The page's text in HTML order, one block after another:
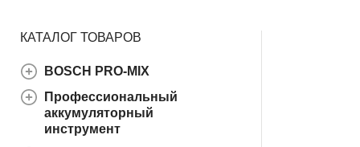
КАТАЛОГ ТОВАРОВ
BOSCH PRO-MIX
Профессиональный
аккумуляторный
инструмент